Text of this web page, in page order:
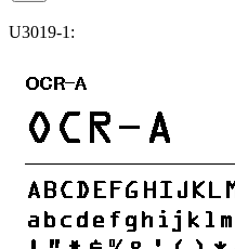
U3019-1: